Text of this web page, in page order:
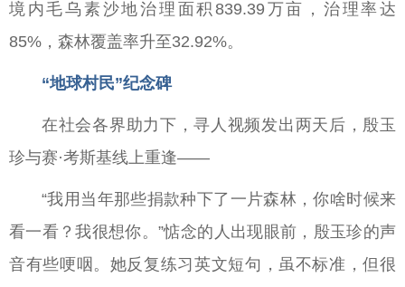
境内毛乌素沙地治理面积839.39万亩，治理率达
85%，森林覆盖率升至32.92%。
“地球村民”纪念碑
在社会各界助力下，寻人视频发出两天后，殷玉
珍与赛·考斯基线上重逢——
“我用当年那些捐款种下了一片森林，你啥时候来
看一看？我很想你。”惦念的人出现眼前，殷玉珍的声
音有些哽咽。她反复练习英文短句，虽不标准，但很